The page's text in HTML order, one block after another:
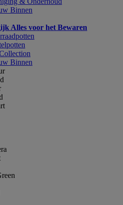
Binnen
Alles voor het Bewaren
Binnen